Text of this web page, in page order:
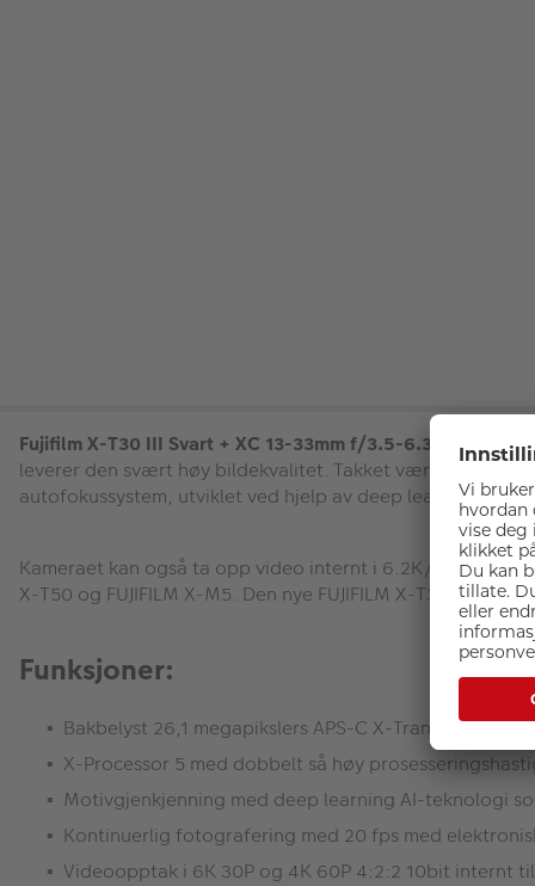
Fujifilm X-T30 III Svart + XC 13-33mm f/3.5-6.3 OIS
- X-
leverer den svært høy bildekvalitet. Takket være en
autofokussystem, utviklet ved hjelp av deep learning AI-
Kameraet kan også ta opp video internt i 6.2K/30P og
X-T50 og FUJIFILM X-M5. Den nye FUJIFILM X-T30 III
Funksjoner:
Bakbelyst 26,1 megapikslers APS-C X-Trans CMOS
X-Processor 5 med dobbelt så høy
Motivgjenkjenning med deep learning AI-teknologi
Kontinuerlig fotografering med 20 fps med
Videoopptak i 6K 30P og 4K 60P 4:2:2 10bit internt